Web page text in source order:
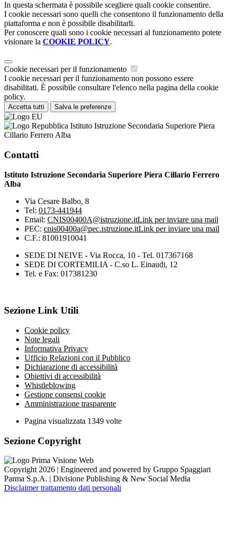
In questa schermata è possibile scegliere quali cookie consentire.
I cookie necessari sono quelli che consentono il funzionamento della
piattaforma e non è possibile disabilitarli.
Per conoscere quali sono i cookie necessari al funzionamento potete
visionare la COOKIE POLICY.
Cookie necessari per il funzionamento
I cookie necessari per il funzionamento non possono essere
disabilitati. È possibile consultare l'elenco nella pagina della cookie
policy.
Accetta tutti Salva le preferenze
Istituto Istruzione Secondaria Superiore Piera
Cillario Ferrero Alba
Contatti
Istituto Istruzione Secondaria Superiore Piera Cillario Ferrero
Alba
Via Cesare Balbo, 8
Tel: 0173-441944
Email: CNIS00400A@istruzione.itLink per inviare una mail
PEC: cnis00400a@pec.istruzione.itLink per inviare una mail
C.F.: 81001910041
SEDE DI NEIVE - Via Rocca, 10 - Tel. 017367168
SEDE DI CORTEMILIA - C.so L. Einaudi, 12
Tel. e Fax: 017381230
Sezione Link Utili
Cookie policy
Note legali
Informativa Privacy
Ufficio Relazioni con il Pubblico
Dichiarazione di accessibilità
Obiettivi di accessibilità
Whistleblowing
Gestione consensi cookie
Amministrazione trasparente
Pagina visualizzata 1349 volte
Sezione Copyright
Copyright 2026 | Engineered and powered by Gruppo Spaggiari
Parma S.p.A. | Divisione Publishing & New Social Media
Disclaimer trattamento dati personali